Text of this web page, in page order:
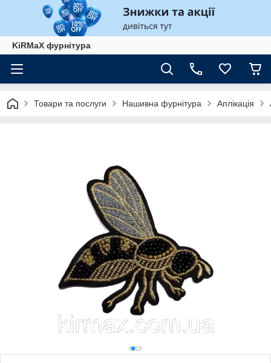
KiRMaХ фурнітура
Товари та послуги Нашивна фурнітура Аплікація